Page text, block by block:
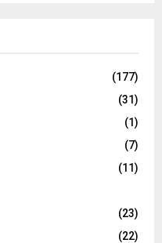
(177)
(31)
(1)
(7)
(11)
(23)
(22)